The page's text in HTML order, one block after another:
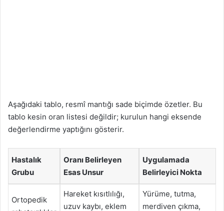
Aşağıdaki tablo, resmî mantığı sade biçimde özetler. Bu
tablo kesin oran listesi değildir; kurulun hangi eksende
değerlendirme yaptığını gösterir.
Hastalık
Grubu
Oranı Belirleyen
Esas Unsur
Uygulamada
Belirleyici Nokta
Ortopedik
Hareket kısıtlılığı,
uzuv kaybı, eklem
Yürüme, tutma,
merdiven çıkma,